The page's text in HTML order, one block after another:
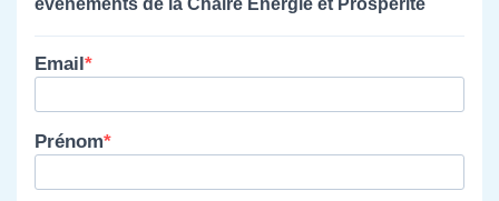
événements de la Chaire Énergie et Prospérité
Email
Prénom